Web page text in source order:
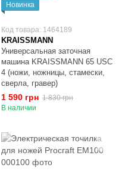
Новинка
Код товара: 1464189
KRAISSMANN
Универсальная заточная
машина KRAISSMANN 65 USC
4 (ножи, ножницы, стамески,
сверла, гравер)
1 590 грн 1 830 грн
В наличии